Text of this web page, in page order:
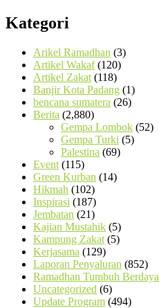
Kategori
Arikel Ramadhan (3)
Artikel Wakaf(120)
Artikel Zakat (118)
Banjir Kota Padang (1)
bencana sumatera (26)
Berita (2,880)
Gempa Lombok (52)
Gempa Turki (5)
Palestina (69)
Event (115)
Green Kurban (14)
Hikmah (102)
Inspirasi (187)
Jembatan (21)
Kajian Mustahik (5)
Kampung Zakat (5)
Kerjasama (129)
Laporan Penyaluran (852)
Ramadhan Tumbuh Berdaya
Uncategorized (6)
Update Program (494)